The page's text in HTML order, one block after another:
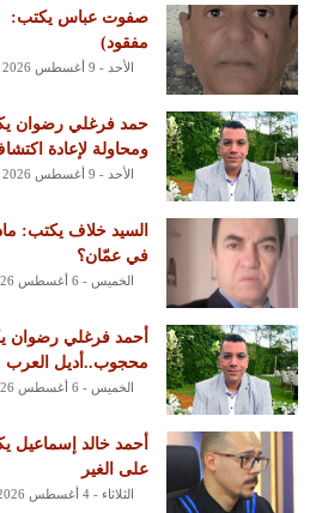
‏صفوت عباس يكتب:
مفقود)
الأحد - 9 أغسطس 2026
حمد فرغلي رضوان
ومحاولة لإعادة
الأحد - 9 أغسطس 2026
السيد خلاف يكتب:
في عمّان؟
الخميس - 6 أغسطس 2026
أحمد فرغلي
محجوب..أديل العرب
الخميس - 6 أغسطس 2026
أحمد خالد إسماعيل
على الغير
الثلاثاء - 4 أغسطس 2026